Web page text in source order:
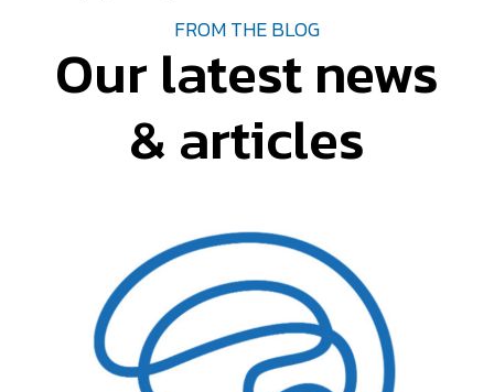
FROM THE BLOG
Our latest news
& articles